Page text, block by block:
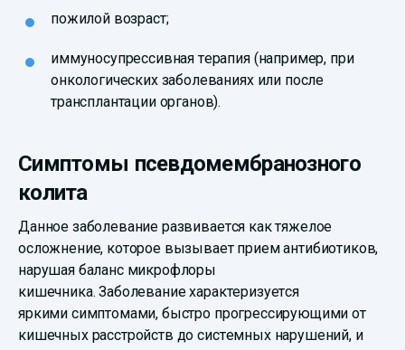
пожилой возраст;
иммуносупрессивная терапия (например, при
онкологических заболеваниях или после
трансплантации органов).
Симптомы псевдомембранозного
колита
Данное заболевание развивается как тяжелое
осложнение, которое вызывает прием антибиотиков,
нарушая баланс микрофлоры
кишечника. Заболевание характеризуется
яркими симптомами, быстро прогрессирующими от
кишечных расстройств до системных нарушений, и